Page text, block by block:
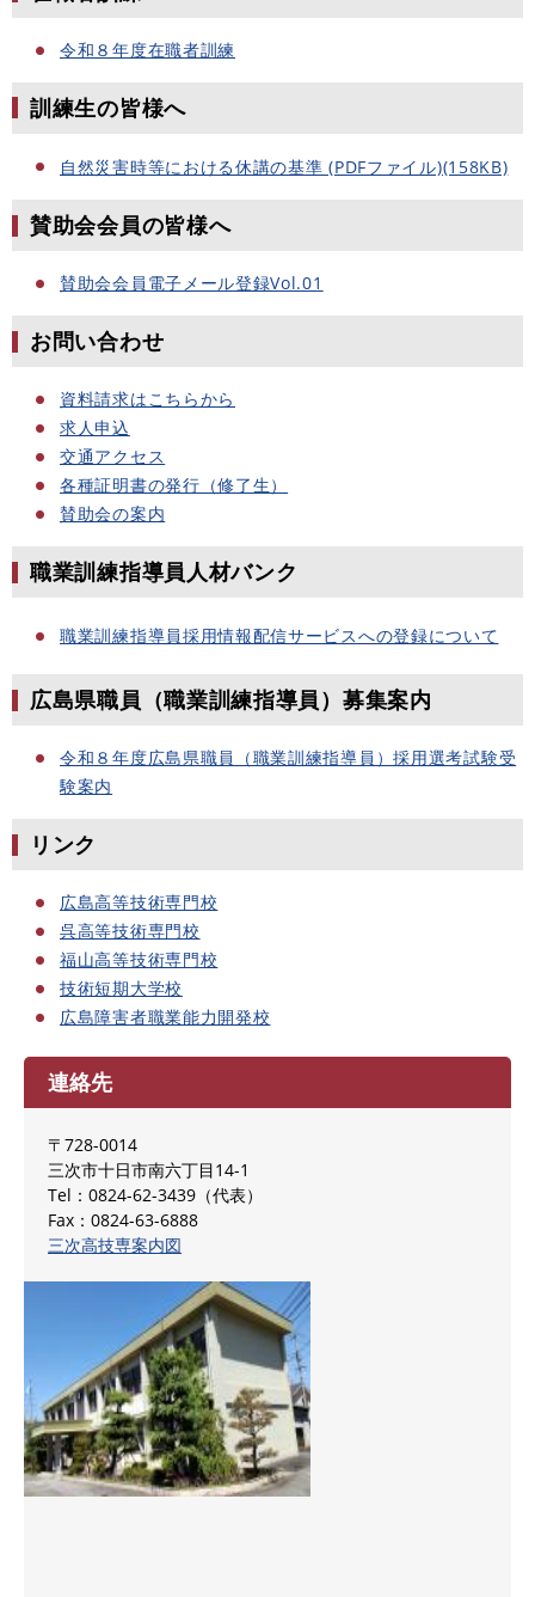
令和８年度在職者訓練
訓練生の皆様へ
自然災害時等における休講の基準 (PDFファイル)(158KB)
賛助会会員の皆様へ
賛助会会員電子メール登録Vol.01
お問い合わせ
資料請求はこちらから
求人申込
交通アクセス
各種証明書の発行（修了生）
賛助会の案内
職業訓練指導員人材バンク
職業訓練指導員採用情報配信サービスへの登録について
広島県職員（職業訓練指導員）募集案内
令和８年度広島県職員（職業訓練指導員）採用選考試験受
験案内
リンク
広島高等技術専門校
呉高等技術専門校
福山高等技術専門校
技術短期大学校
広島障害者職業能力開発校
連絡先
〒728-0014
三次市十日市南六丁目14-1
Tel：0824-62-3439
代表
Fax：0824-63-6888
三次高技専案内図